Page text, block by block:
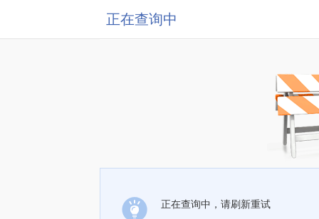
正在查询中
正在查询中，请刷新重试